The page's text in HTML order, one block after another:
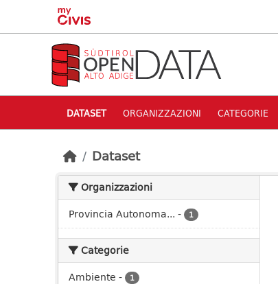
Skip to main content
DATASET ORGANIZZAZIONI CATEGORIE
Dataset
Organizzazioni
Provincia Autonoma... - 1
Categorie
Ambiente - 1